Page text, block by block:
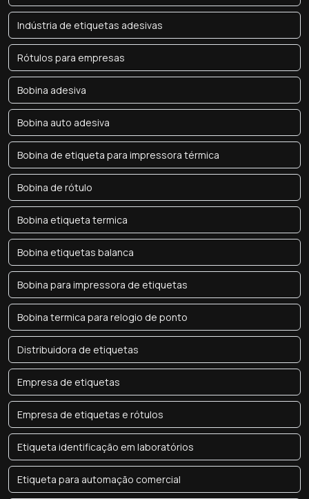
Indústria de etiquetas adesivas
Rótulos para empresas
Bobina adesiva
Bobina auto adesiva
Bobina de etiqueta para impressora térmica
Bobina de rótulo
Bobina etiqueta termica
Bobina etiquetas balanca
Bobina para impressora de etiquetas
Bobina termica para relogio de ponto
Distribuidora de etiquetas
Empresa de etiquetas
Empresa de etiquetas e rótulos
Etiqueta identificação em laboratórios
Etiqueta para automação comercial